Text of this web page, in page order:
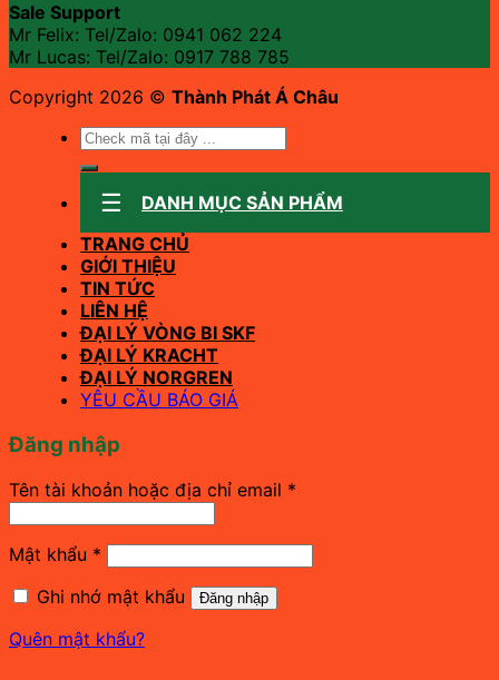
Sale Support
Mr Felix: Tel/Zalo: 0941 062 224
Mr Lucas: Tel/Zalo: 0917 788 785
Copyright 2026 © Thành Phát Á Châu
Tìm
DANH MỤC SẢN PHẨM
TRANG CHỦ
GIỚI THIỆU
TIN TỨC
LIÊN HỆ
ĐẠI LÝ VÒNG BI SKF
ĐẠI LÝ KRACHT
ĐẠI LÝ NORGREN
YÊU CẦU BÁO GIÁ
Đăng nhập
Tên tài khoản hoặc địa chỉ email *
Mật khẩu * Bắt
buộc
Ghi nhớ mật khẩu
Đăng nhập
Quên mật khẩu?